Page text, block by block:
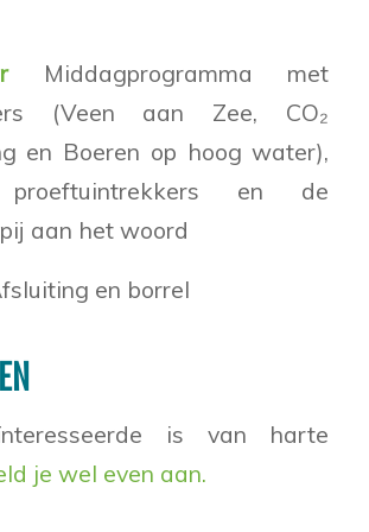
Middagprogramma met
(Veen aan Zee, CO₂
en Boeren op hoog water),
proeftuintrekkers en de
aan het woord
en borrel
is van harte
je wel even aan.